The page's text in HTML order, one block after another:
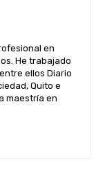
en
He trabajado
ellos Diario
Quito e
maestría en